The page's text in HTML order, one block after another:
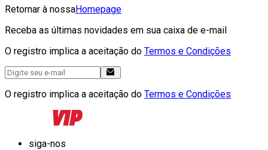
Retornar à nossaHomepage
Receba as últimas novidades em sua caixa de e-mail
O registro implica a aceitação do Termos e Condições
O registro implica a aceitação do Termos e Condições
siga-nos